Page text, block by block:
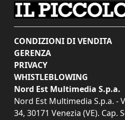
CONDIZIONI DI VENDITA
GERENZA
PRIVACY
WHISTLEBLOWING
Nord Est Multimedia S.p.a.
Nord Est Multimedia S.p.a. -
34, 30171 Venezia (VE). Cap.